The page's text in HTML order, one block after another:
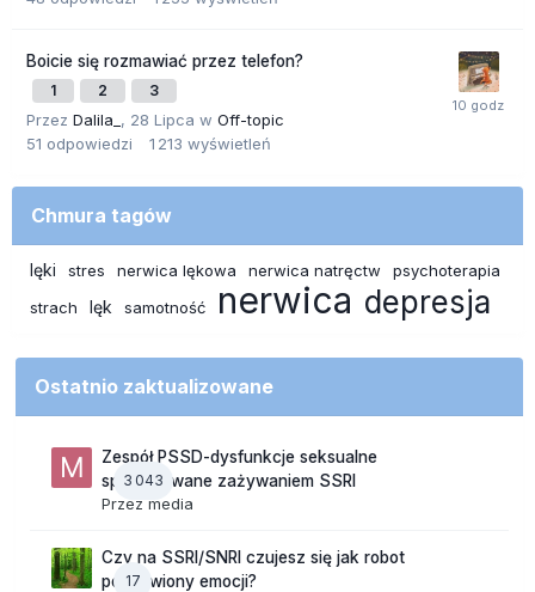
Boicie się rozmawiać przez telefon?
1 2 3
Przez Dalila_ , 28 Lipca w Off-topic
51 odpowiedzi 1 213 wyświetleń
Chmura tagów
lęki stres nerwica lękowa nerwica natręctw
psychoterapia
strach
lęk samotność nerwica depresja
Ostatnio zaktualizowane
3 043
Zespół PSSD-dysfunkcje seksualne
spowodowane zażywaniem SSRI
Przez media
17
Czy na SSRI/SNRI czujesz się jak robot
pozbawiony emocji?